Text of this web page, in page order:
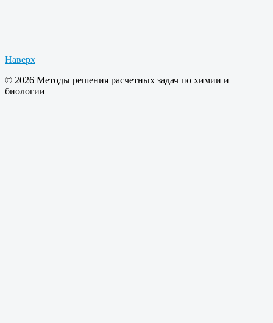
Наверх
© 2026 Методы решения расчетных задач по химии и
биологии